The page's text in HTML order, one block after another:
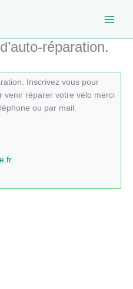
réparation.
Inscrivez vous pour
venir réparer votre vélo merci
ou par mail.